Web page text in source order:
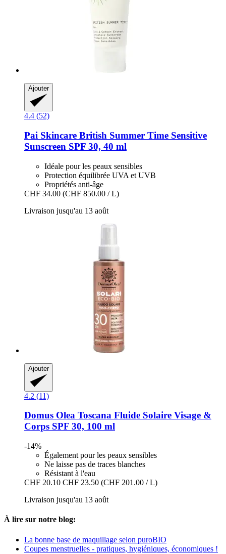
Ajouter
4.4 (52)
Pai Skincare British Summer Time Sensitive
Sunscreen SPF 30, 40 ml
Idéale pour les peaux sensibles
Protection équilibrée UVA et UVB
Propriétés anti-âge
CHF 34.00 (CHF 850.00 / L)
Livraison jusqu'au 13 août
Ajouter
4.2 (11)
Domus Olea Toscana Fluide Solaire Visage &
Corps SPF 30, 100 ml
-14%
Également pour les peaux sensibles
Ne laisse pas de traces blanches
Résistant à l'eau
CHF 20.10 CHF 23.50 (CHF 201.00 / L)
Livraison jusqu'au 13 août
À lire sur notre blog:
La bonne base de maquillage selon puroBIO
Coupes menstruelles - pratiques, hygiéniques, économiques !